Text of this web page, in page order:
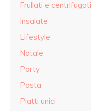
Frullati e centrifugati
Insalate
Lifestyle
Natale
Party
Pasta
Piatti unici